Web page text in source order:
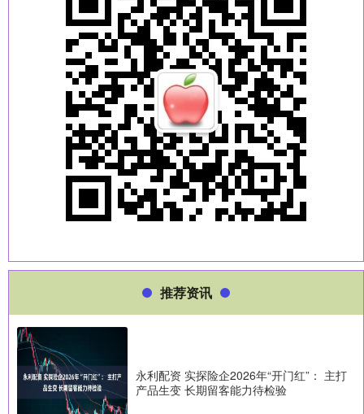
推荐资讯
永利配资 实探险企2026年“开门红”： 主打
产品生变 长期留客能力待检验